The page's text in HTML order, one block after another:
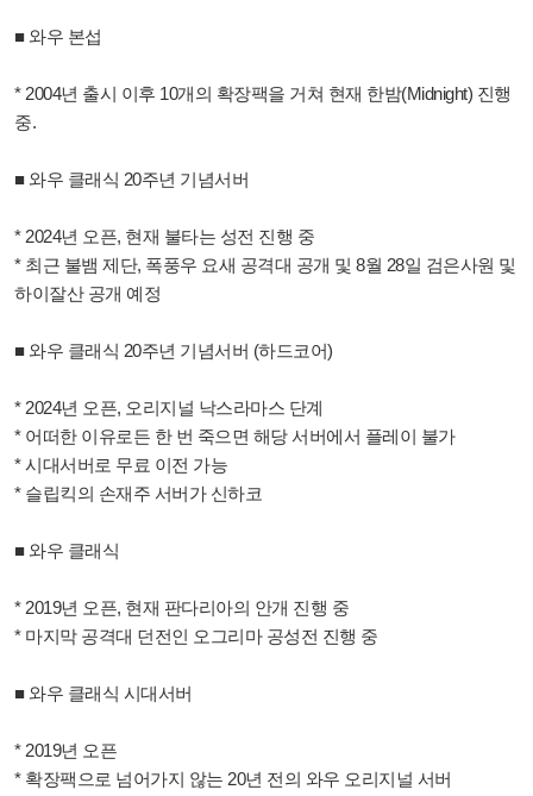
■ 와우 본섭
* 2004년 출시 이후 10개의 확장팩을 거쳐 현재 한밤(Midnight) 진행
중.
■ 와우 클래식 20주년 기념서버
* 2024년 오픈, 현재 불타는 성전 진행 중
* 최근 불뱀 제단, 폭풍우 요새 공격대 공개 및 8월 28일 검은사원 및
하이잘산 공개 예정
■ 와우 클래식 20주년 기념서버 (하드코어)
* 2024년 오픈, 오리지널 낙스라마스 단계
* 어떠한 이유로든 한 번 죽으면 해당 서버에서 플레이 불가
* 시대서버로 무료 이전 가능
* 슬립킥의 손재주 서버가 신하코
■ 와우 클래식
* 2019년 오픈, 현재 판다리아의 안개 진행 중
* 마지막 공격대 던전인 오그리마 공성전 진행 중
■ 와우 클래식 시대서버
* 2019년 오픈
* 확장팩으로 넘어가지 않는 20년 전의 와우 오리지널 서버